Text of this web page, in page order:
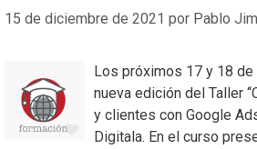
15 de diciembre de 2021 por Pablo
Los próximos 17 y 18 de
nueva edición del Taller
y clientes con Google
Digitala. En el curso